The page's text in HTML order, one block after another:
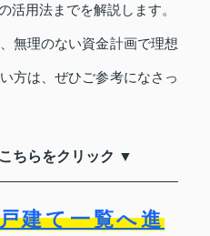
活用法までを解説します。
無理のない資金計画で理想
方は、ぜひご参考になさっ
ちらをクリック ▼
建て一覧へ進